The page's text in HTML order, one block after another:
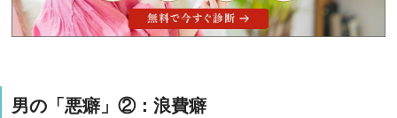
男の「悪癖」②：浪費癖